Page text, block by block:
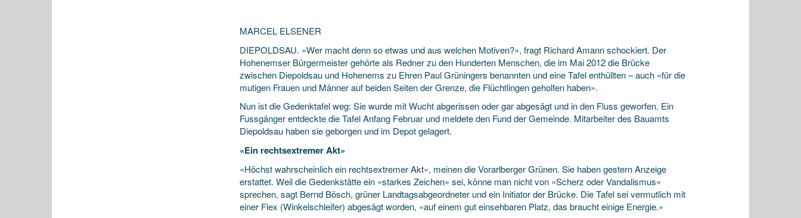
MARCEL ELSENER
DIEPOLDSAU. «Wer macht denn so etwas und aus welchen Motiven?», fragt Richard Amann schockiert. Der
Hohenemser Bürgermeister gehörte als Redner zu den Hunderten Menschen, die im Mai 2012 die Brücke
zwischen Diepoldsau und Hohenems zu Ehren Paul Grüningers benannten und eine Tafel enthüllten – auch «für die
mutigen Frauen und Männer auf beiden Seiten der Grenze, die Flüchtlingen geholfen haben».
Nun ist die Gedenktafel weg: Sie wurde mit Wucht abgerissen oder gar abgesägt und in den Fluss geworfen. Ein
Fussgänger entdeckte die Tafel Anfang Februar und meldete den Fund der Gemeinde. Mitarbeiter des Bauamts
Diepoldsau haben sie geborgen und im Depot gelagert.
«Ein rechtsextremer Akt»
«Höchst wahrscheinlich ein rechtsextremer Akt», meinen die Vorarlberger Grünen. Sie haben gestern Anzeige
erstattet. Weil die Gedenkstätte ein «starkes Zeichen» sei, könne man nicht von «Scherz oder Vandalismus»
sprechen, sagt Bernd Bösch, grüner Landtagsabgeordneter und ein Initiator der Brücke. Die Tafel sei vermutlich mit
einer Flex (Winkelschleifer) abgesägt worden, «auf einem gut einsehbaren Platz, das braucht einige Energie.»